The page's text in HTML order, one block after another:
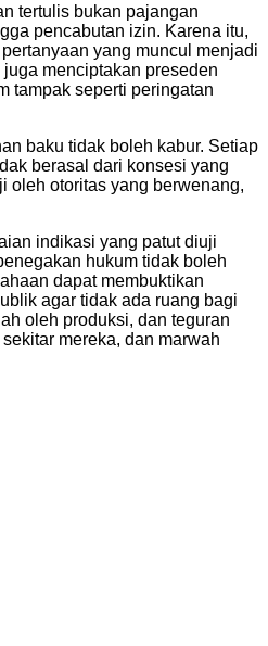
tertulis bukan pajangan
pencabutan izin. Karena itu,
yang muncul menjadi
menciptakan preseden
tampak seperti peringatan
baku tidak boleh kabur. Setiap
berasal dari konsesi yang
oleh otoritas yang berwenang,
indikasi yang patut diuji
hukum tidak boleh
dapat membuktikan
agar tidak ada ruang bagi
oleh produksi, dan teguran
mereka, dan marwah